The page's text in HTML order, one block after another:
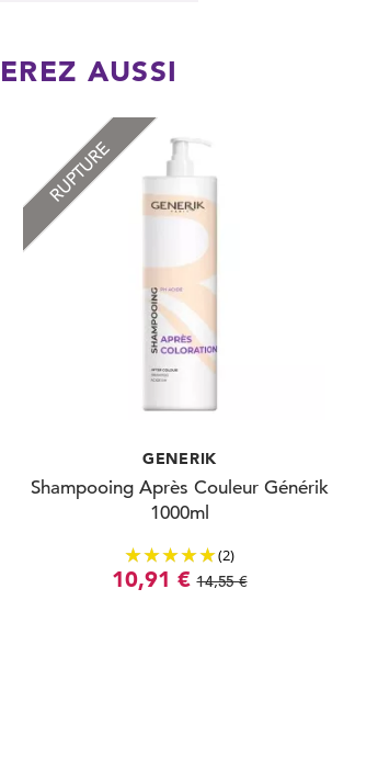
AUSSI
RUPTURE
GENERIK
Shampooing Après Couleur Générik
1000ml
(2)
10,91 € 14,55 €